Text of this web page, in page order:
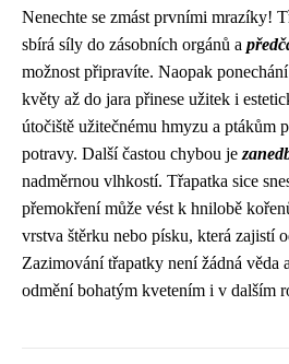
Nenechte se zmást prvními mrazíky!
sbírá síly do zásobních orgánů a
možnost připravíte. Naopak
květy až do jara přinese užitek i
útočiště užitečnému hmyzu a ptákům
potravy. Další častou chybou je
nadměrnou vlhkostí. Třapatka sice
přemokření může vést k hnilobě
vrstva štěrku nebo písku, která zajistí
Zazimování třapatky není žádná věda
odmění bohatým kvetením i v dalším